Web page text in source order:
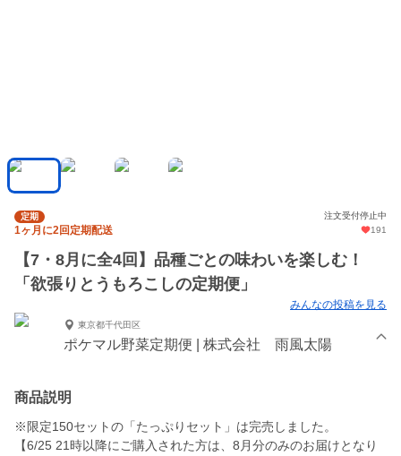
定期 注文受付停止中
1ヶ月に2回定期配送 191
【7・8月に全4回】品種ごとの味わいを楽しむ！
「欲張りとうもろこしの定期便」
みんなの投稿を見る
東京都千代田区
ポケマル野菜定期便 | 株式会社 雨風太陽
商品説明
※限定150セットの「たっぷりセット」は完売しました。
【6/25 21時以降にご購入された方は、8月分のみのお届けとなり